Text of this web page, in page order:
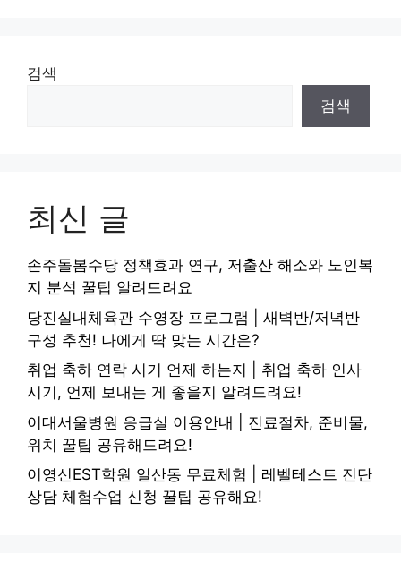
검색
검색
최신 글
손주돌봄수당 정책효과 연구, 저출산 해소와 노인복
지 분석 꿀팁 알려드려요
당진실내체육관 수영장 프로그램 | 새벽반/저녁반
구성 추천! 나에게 딱 맞는 시간은?
취업 축하 연락 시기 언제 하는지 | 취업 축하 인사
시기, 언제 보내는 게 좋을지 알려드려요!
이대서울병원 응급실 이용안내 | 진료절차, 준비물,
위치 꿀팁 공유해드려요!
이영신EST학원 일산동 무료체험 | 레벨테스트 진단
상담 체험수업 신청 꿀팁 공유해요!